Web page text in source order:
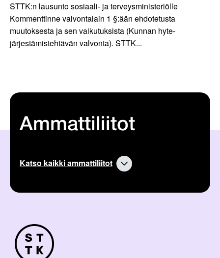
STTK:n lausunto sosiaali- ja terveysministeriölle
Kommenttinne valvontalain 1 §:ään ehdotetusta
muutoksesta ja sen vaikutuksista (Kunnan hyte-
järjestämistehtävän valvonta). STTK...
Ammattiliitot
Katso kaikki ammattiliitot